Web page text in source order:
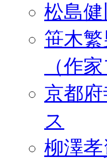
松島
笹木
（作
京都
ス
柳澤